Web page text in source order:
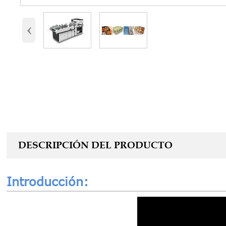
‹
DESCRIPCIÓN DEL PRODUCTO
Introducción: